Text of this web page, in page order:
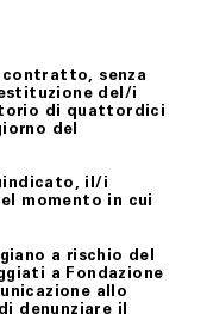
senza
del/i
di quattordici
del
il/i
momento in cui
a rischio del
a Fondazione
allo
denunziare il